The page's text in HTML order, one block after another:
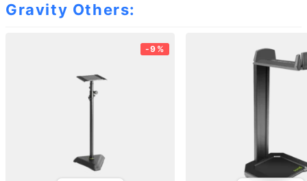
Gravity Others:
-9%